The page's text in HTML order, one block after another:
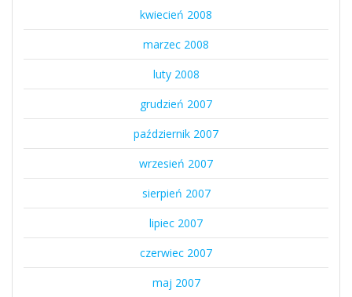
kwiecień 2008
marzec 2008
luty 2008
grudzień 2007
październik 2007
wrzesień 2007
sierpień 2007
lipiec 2007
czerwiec 2007
maj 2007